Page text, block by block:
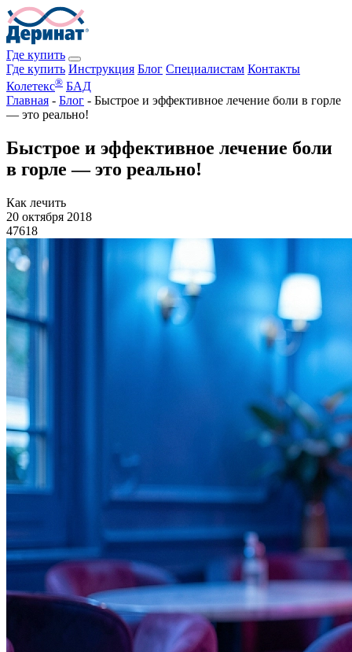
Где купить
Где купить Инструкция Блог Специалистам Контакты
Колетекс® БАД
Главная - Блог - Быстрое и эффективное лечение боли в горле
— это реально!
Быстрое и эффективное лечение боли
в горле — это реально!
Как лечить
20 октября 2018
47618